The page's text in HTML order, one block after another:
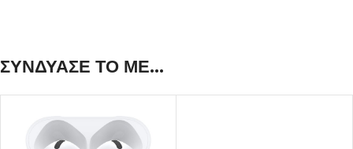
ΣΥΝΔΥΑΣΕ ΤΟ ΜΕ...